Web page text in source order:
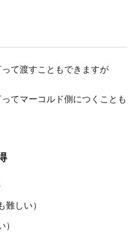
て渡すこともできますが
てマーコルド側につくことも
しい）